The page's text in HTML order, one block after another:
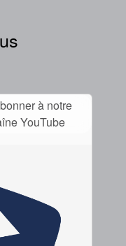
à notre
YouTube